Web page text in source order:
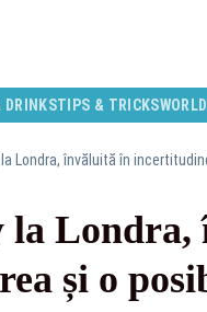
DRINKSTIPS & TRICKS
Londra, învăluită în
Londra,
și o